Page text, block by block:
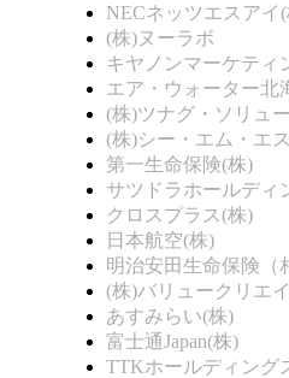
NECネッツエスアイ
(株)ヌーラボ
キヤノンマーケティ
エア・ウォーター北
(株)ツナグ・ソリュ
(株)シー・エム・エス
第一生命保険(株)
サツドラホールディ
クロスプラス(株)
日本航空(株)
明治安田生命保険（
(株)バリュークリエ
あすみらい(株)
富士通Japan(株)
TTKホールディング